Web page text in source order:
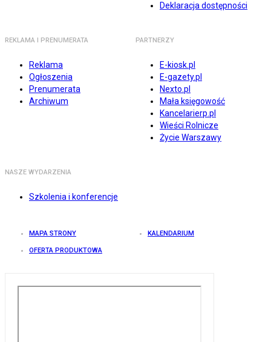
Deklaracja dostępności
REKLAMA I PRENUMERATA
Reklama
Ogłoszenia
Prenumerata
Archiwum
PARTNERZY
E-kiosk.pl
E-gazety.pl
Nexto.pl
Mała księgowość
Kancelarierp.pl
Wieści Rolnicze
Życie Warszawy
NASZE WYDARZENIA
Szkolenia i konferencje
MAPA STRONY KALENDARIUM
OFERTA PRODUKTOWA